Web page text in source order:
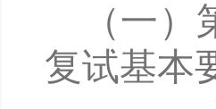
（一
复试基本